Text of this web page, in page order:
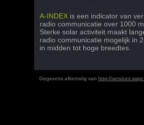
A-INDEX is een indicator van
radio communicatie over 1000
Sterke solar activiteit maakt
radio communicatie mogelijk in
in midden tot hoge breedtes.
Gegevens afkomstig van http://